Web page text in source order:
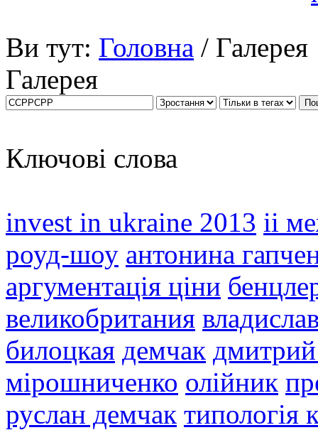
Ви тут: Головна / Галерея
Галерея
Ключові слова
invest in ukraine 2013 іі
роуд-шоу антонина
аргументація ціни
великобритания
билоцкая демчак
мірошниченко олійник
руслан демчак типологія